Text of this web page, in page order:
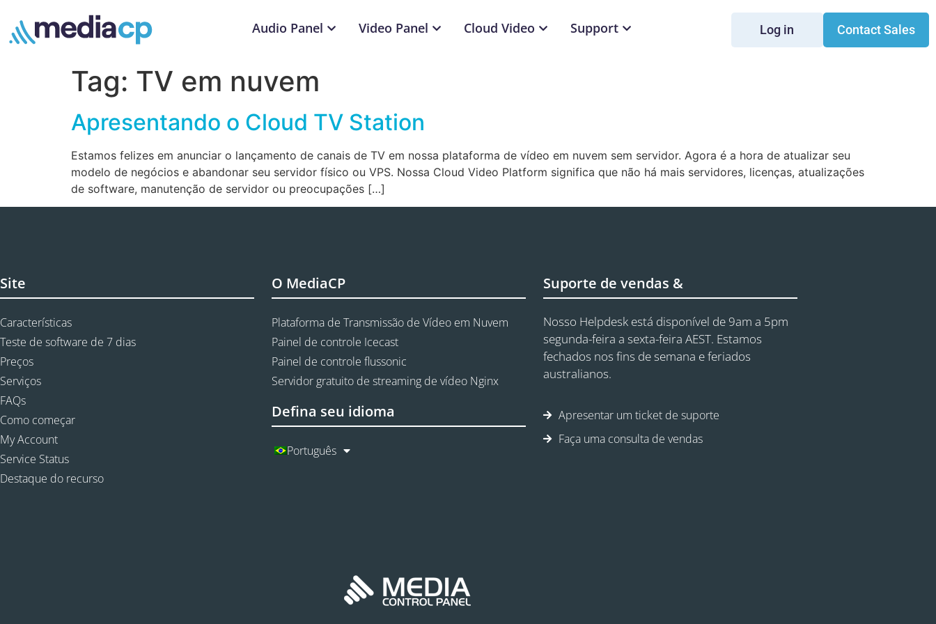
Audio Panel Video Panel Cloud Video Support Log in Contact Sales
Tag: TV em nuvem
Apresentando o Cloud TV Station
Estamos felizes em anunciar o lançamento de canais de TV em nossa plataforma de vídeo em nuvem sem servidor. Agora é a hora de atualizar seu
modelo de negócios e abandonar seu servidor físico ou VPS. Nossa Cloud Video Platform significa que não há mais servidores, licenças, atualizações
de software, manutenção de servidor ou preocupações […]
Site
Características
Teste de software de 7 dias
Preços
Serviços
FAQs
Como começar
My Account
Service Status
Destaque do recurso
O MediaCP
Plataforma de Transmissão de Vídeo em Nuvem
Painel de controle Icecast
Painel de controle flussonic
Servidor gratuito de streaming de vídeo Nginx
Defina seu idioma
Português
Suporte de vendas &
Nosso Helpdesk está disponível de 9am a 5pm
segunda-feira a sexta-feira AEST. Estamos
fechados nos fins de semana e feriados
australianos.
Apresentar um ticket de suporte
Faça uma consulta de vendas